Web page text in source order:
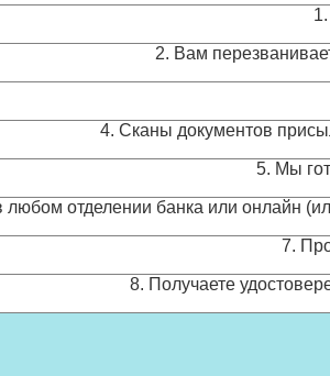
2. Вам
4. Сканы документов
5. Мы
любом отделении банка или онлайн
7.
8. Получаете